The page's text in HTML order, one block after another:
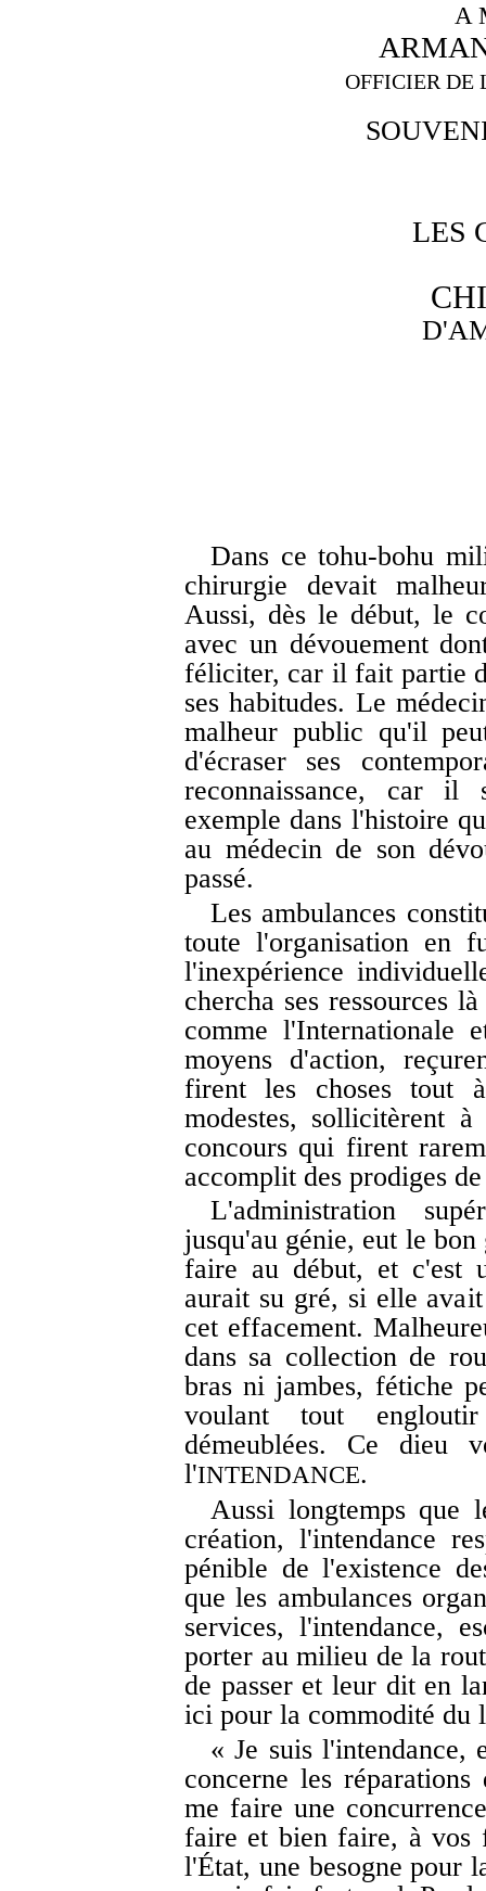
A
OFFICIER DE
LES
Dans ce tohu-bohu
chirurgie devait
Aussi, dès le début, le
avec un dévouement
féliciter, car il fait partie
ses habitudes. Le
malheur public qu'il
d'écraser ses
reconnaissance, car il
exemple dans l'histoire
au médecin de son
passé.
Les ambulances
toute l'organisation en
l'inexpérience
chercha ses ressources
comme l'Internationale
moyens d'action,
firent les choses tout
modestes, sollicitèrent
concours qui firent
accomplit des prodiges
L'administration
jusqu'au génie, eut le
faire au début, et c'est
aurait su gré, si elle
cet effacement.
dans sa collection de
bras ni jambes, fétiche
voulant tout
démeublées. Ce dieu
l'INTENDANCE.
Aussi longtemps que
création, l'intendance
pénible de l'existence
que les ambulances
services, l'intendance,
porter au milieu de la
de passer et leur dit en
ici pour la commodité du
« Je suis l'intendance,
concerne les
me faire une
faire et bien faire, à vos
l'État, une besogne pour